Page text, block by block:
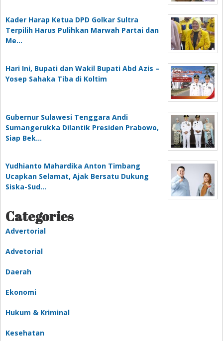
Kader Harap Ketua DPD Golkar Sultra
Terpilih Harus Pulihkan Marwah Partai dan
Me…
Hari Ini, Bupati dan Wakil Bupati Abd Azis –
Yosep Sahaka Tiba di Koltim
Gubernur Sulawesi Tenggara Andi
Sumangerukka Dilantik Presiden Prabowo,
Siap Bek…
Yudhianto Mahardika Anton Timbang
Ucapkan Selamat, Ajak Bersatu Dukung
Siska-Sud…
Categories
Advertorial
Advetorial
Daerah
Ekonomi
Hukum & Kriminal
Kesehatan